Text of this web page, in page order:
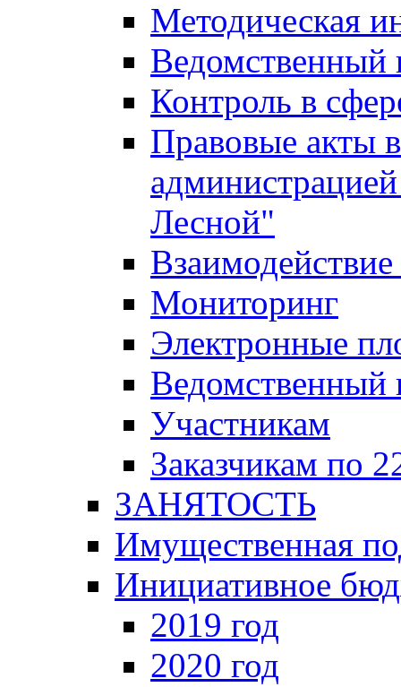
Методическая
Ведомственный
Контроль в
Правовые акты
Лесной"
Мониторинг
Электронные
Ведомственный
Участникам
Заказчикам по
ЗАНЯТОСТЬ
Имущественная
Инициативное
2019 год
2020 год